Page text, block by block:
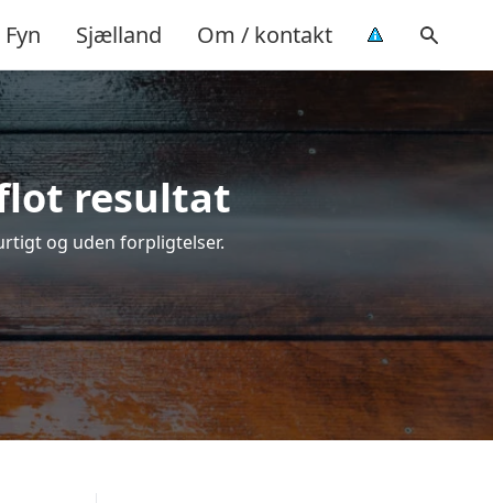
Fyn Sjælland Om / kontakt
resultat
og uden forpligtelser.